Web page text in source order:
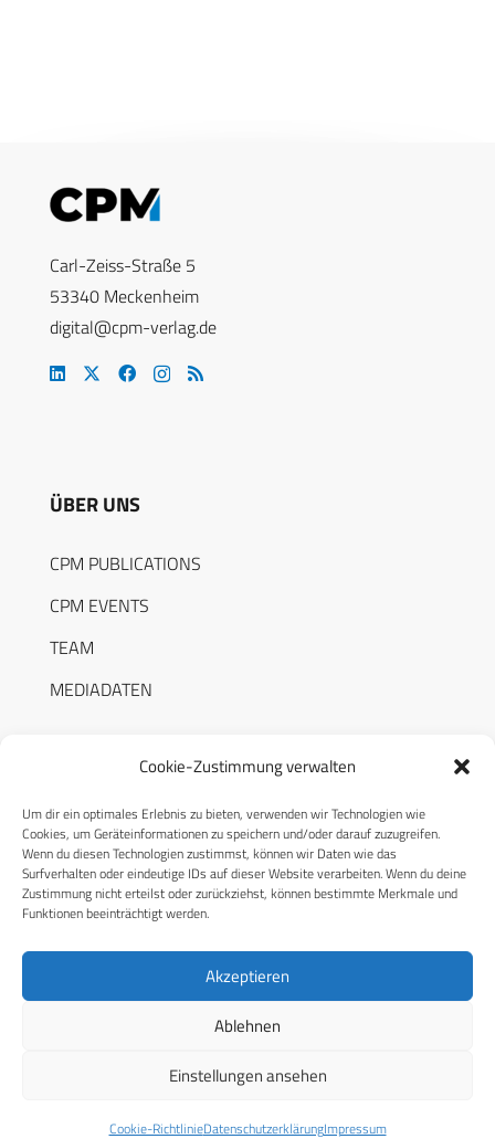
Cookie-Zustimmung verwalten
Um dir ein optimales Erlebnis zu bieten, verwenden wir Technologien wie
Cookies, um Geräteinformationen zu speichern und/oder darauf zuzugreifen.
Wenn du diesen Technologien zustimmst, können wir Daten wie das
Surfverhalten oder eindeutige IDs auf dieser Website verarbeiten. Wenn du deine
Zustimmung nicht erteilst oder zurückziehst, können bestimmte Merkmale und
Funktionen beeinträchtigt werden.
Akzeptieren
Ablehnen
Einstellungen ansehen
Cookie-RichtlinieDatenschutzerklärungImpressum
Carl-Zeiss-Straße 5
53340 Meckenheim
digital@cpm-verlag.de
ÜBER UNS
CPM PUBLICATIONS
CPM EVENTS
TEAM
MEDIADATEN
RECHTLICHES
Datenschutzerklärung
Cookie-Richtlinie (EU)
© 2026 CPM GmbH – Alle Rechte vorbehalten